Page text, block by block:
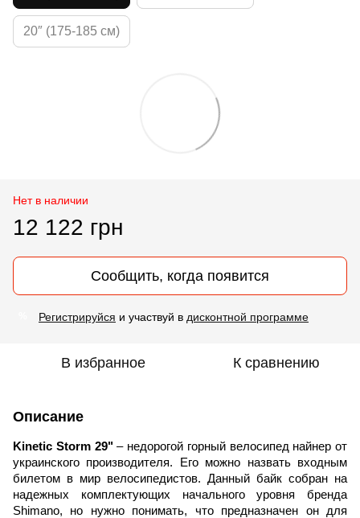
20″ (175-185 см)
Нет в наличии
12 122 грн
Сообщить, когда появится
Регистрируйся и участвуй в дисконтной программе
В избранное К сравнению
Описание
Kinetic Storm29"– недорогой горный велосипед найнер от
украинского производителя. Его можно назвать входным
билетом в мир велосипедистов. Данный байк собран на
надежных комплектующих начального уровня бренда
Shimano, но нужно понимать, что предназначен он для